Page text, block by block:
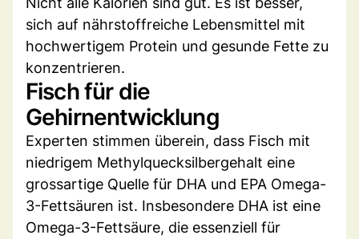
sich auf nährstoffreiche Lebensmittel mit
hochwertigem Protein und gesunde Fette zu
konzentrieren.
Fisch für die
Gehirnentwicklung
Experten stimmen überein, dass Fisch mit
niedrigem Methylquecksilbergehalt eine
grossartige Quelle für DHA und EPA Omega-
3-Fettsäuren ist. Insbesondere DHA ist eine
Omega-3-Fettsäure, die essenziell für